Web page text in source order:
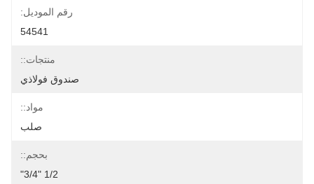
رقم الموديل:
54541
منتجات::
صندوق فولاذي
مواد::
صلب
بحجم::
1/2 "3/4"